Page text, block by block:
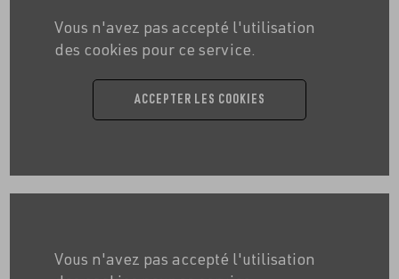
Vous n'avez pas accepté l'utilisation
des cookies pour ce service.
ACCEPTER LES COOKIES
Vous n'avez pas accepté l'utilisation